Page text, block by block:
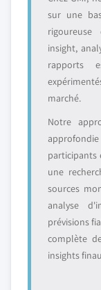
sur une
insight,
rapports
marché.
Notre
participants
une
sources
analyse
prévisions
complète
insights